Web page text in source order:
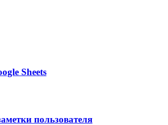
Sheets
пользователя